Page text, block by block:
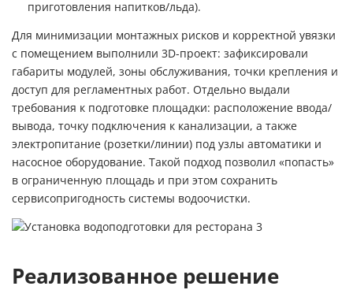
приготовления напитков/льда).
Для минимизации монтажных рисков и корректной увязки
с помещением выполнили 3D-проект: зафиксировали
габариты модулей, зоны обслуживания, точки крепления и
доступ для регламентных работ. Отдельно выдали
требования к подготовке площадки: расположение ввода/
вывода, точку подключения к канализации, а также
электропитание (розетки/линии) под узлы автоматики и
насосное оборудование. Такой подход позволил «попасть»
в ограниченную площадь и при этом сохранить
сервисопригодность системы водоочистки.
Реализованное решение